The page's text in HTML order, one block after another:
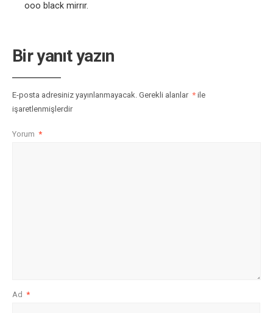
ooo black mirrır.
Bir yanıt yazın
E-posta adresiniz yayınlanmayacak. Gerekli alanlar * ile
işaretlenmişlerdir
Yorum *
Ad *